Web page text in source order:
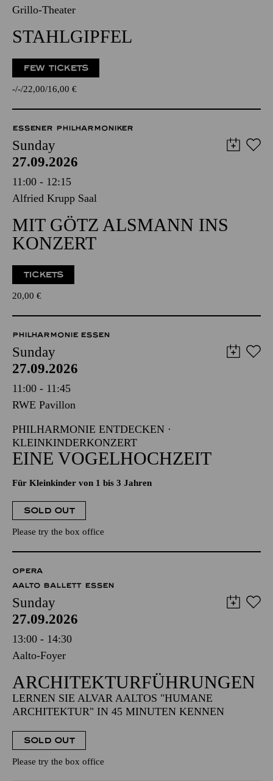
Grillo-Theater
STAHLGIPFEL
FEW TICKETS
- - 22,00 16,00 €
ESSENER PHILHARMONIKER
Sunday
27.09.2026
11:00 - 12:15
Alfried Krupp Saal
MIT GÖTZ ALSMANN INS
KONZERT
TICKETS
20,00 €
PHILHARMONIE ESSEN
Sunday
27.09.2026
11:00 - 11:45
RWE Pavillon
PHILHARMONIE ENTDECKEN ·
KLEINKINDERKONZERT
EINE VOGELHOCHZEIT
Für Kleinkinder von 1 bis 3 Jahren
SOLD OUT
Please try the box office
OPERA
AALTO BALLETT ESSEN
Sunday
27.09.2026
13:00 - 14:30
Aalto-Foyer
ARCHITEKTUR­FÜHRUNGEN
LERNEN SIE ALVAR AALTOS "HUMANE
ARCHITEKTUR" IN 45 MINUTEN KENNEN
SOLD OUT
Please try the box office